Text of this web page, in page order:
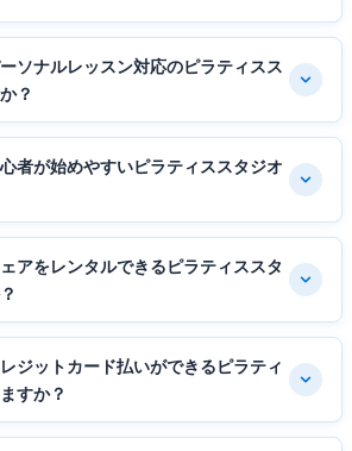
ソナルレッスン対応のピラティスス
？
者が始めやすいピラティススタジオ
アをレンタルできるピラティススタ
ジットカード払いができるピラティ
すか？